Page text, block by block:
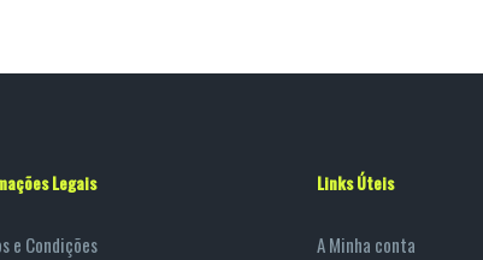
Legais
e Condições
Links Úteis
A Minha conta